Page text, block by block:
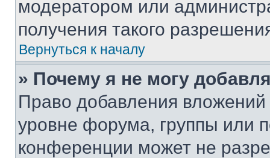
модератором или
получения такого
Вернуться к началу
» Почему я не могу
Право добавления
уровне форума, группы или
конференции может не